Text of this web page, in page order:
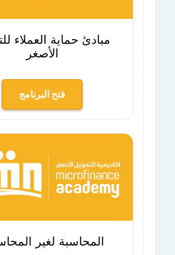
مبادئ حماية العملاء
الأصغر
فتح البرنامج
المحاسبة لغير